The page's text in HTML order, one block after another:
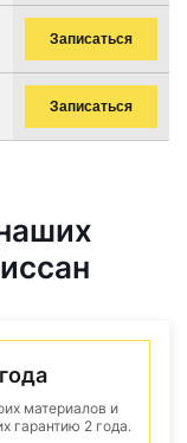
Записаться
Записаться
материалов и
гарантию 2 года.